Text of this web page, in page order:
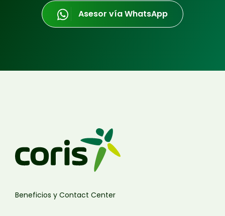
Asesor vía WhatsApp
Beneficios y Contact Center